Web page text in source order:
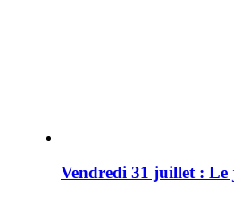
Vendredi 31 juillet : Le